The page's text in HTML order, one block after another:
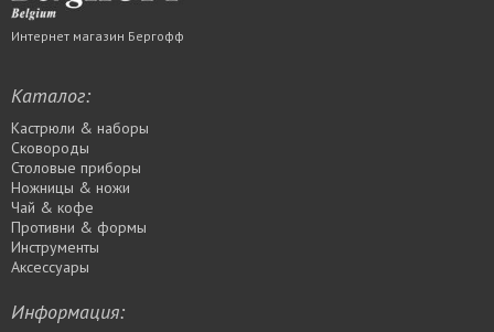
Интернет магазин Бергофф
Каталог:
Кастрюли & наборы
Сковороды
Столовые приборы
Ножницы & ножи
Чай & кофе
Противни & формы
Инструменты
Аксессуары
Информация: